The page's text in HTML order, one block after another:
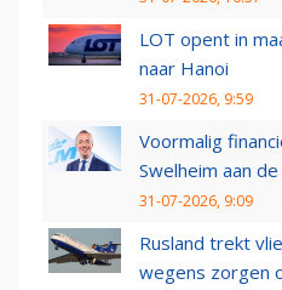
LOT opent in
naar Hanoi
31-07-2026, 9:59
Voormalig
Swelheim aan
31-07-2026, 9:09
Rusland trekt
wegens zorgen